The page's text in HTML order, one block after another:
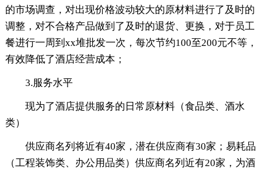
的市场调查，对出现价格波动较大的原材料进行了及时的
调整，对不合格产品做到了及时的退货、更换，对于员工
餐进行一周到xx堆批发一次，每次节约100至200元不等，
有效降低了酒店经营成本；
3.服务水平
现为了酒店提供服务的日常原材料（食品类、酒水
类）
供应商名列将近有40家，潜在供应商有30家；易耗品
（工程装饰类、办公用品类）供应商名列近有20家，为酒